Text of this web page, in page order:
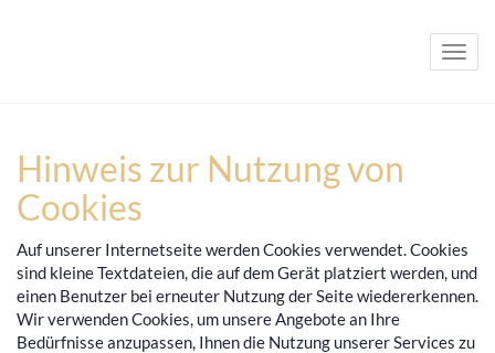
Hinweis zur Nutzung von
Cookies
Auf unserer Internetseite werden Cookies verwendet. Cookies
sind kleine Textdateien, die auf dem Gerät platziert werden, und
einen Benutzer bei erneuter Nutzung der Seite wiedererkennen.
Wir verwenden Cookies, um unsere Angebote an Ihre
Bedürfnisse anzupassen, Ihnen die Nutzung unserer Services zu